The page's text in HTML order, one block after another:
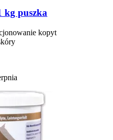
kg puszka
kopyt